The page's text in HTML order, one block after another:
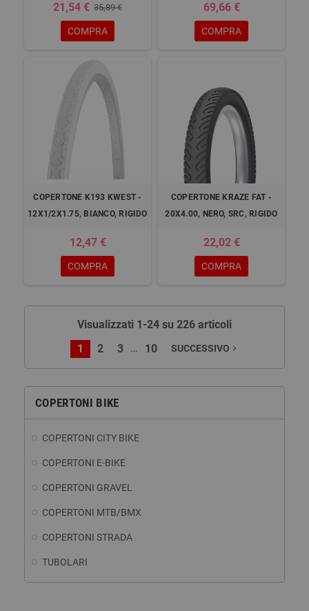
COPERTONI BIKE
COPERTONI CITY BIKE
COPERTONI E-BIKE
COPERTONI GRAVEL
COPERTONI MTB/BMX
COPERTONI STRADA
TUBOLARI
21,54 € 35,89 €
COMPRA
69,66 €
COMPRA
COPERTONE K193 KWEST -
12X1/2X1.75, BIANCO, RIGIDO
12,47 €
COMPRA
COPERTONE KRAZE FAT -
20X4.00, NERO, SRC, RIGIDO
22,02 €
COMPRA
Visualizzati 1-24 su 226 articoli
1
2 3 … 10 SUCCESSIVO navigate_next